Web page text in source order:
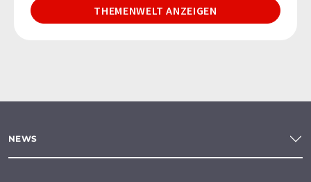
THEMENWELT ANZEIGEN
NEWS